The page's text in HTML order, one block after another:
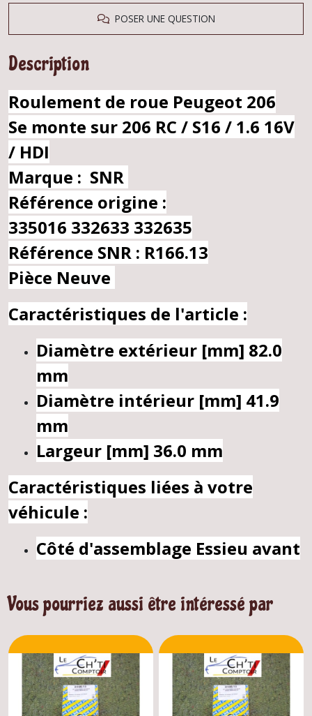
POSER UNE QUESTION
Description
Roulement de roue Peugeot 206
Se monte sur 206 RC / S16 / 1.6 16V
/ HDI
Marque : SNR
Référence origine :
335016 332633 332635
Référence SNR : R166.13
Pièce Neuve
Caractéristiques de l'article :
Diamètre extérieur [mm] 82.0
mm
Diamètre intérieur [mm] 41.9
mm
Largeur [mm] 36.0 mm
Caractéristiques liées à votre
véhicule :
Côté d'assemblage Essieu avant
Vous pourriez aussi être intéressé par